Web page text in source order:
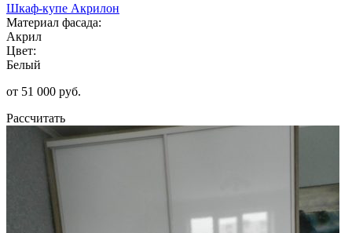
Шкаф-купе Акрилон
Материал фасада:
Акрил
Цвет:
Белый
от 51 000 руб.
Рассчитать